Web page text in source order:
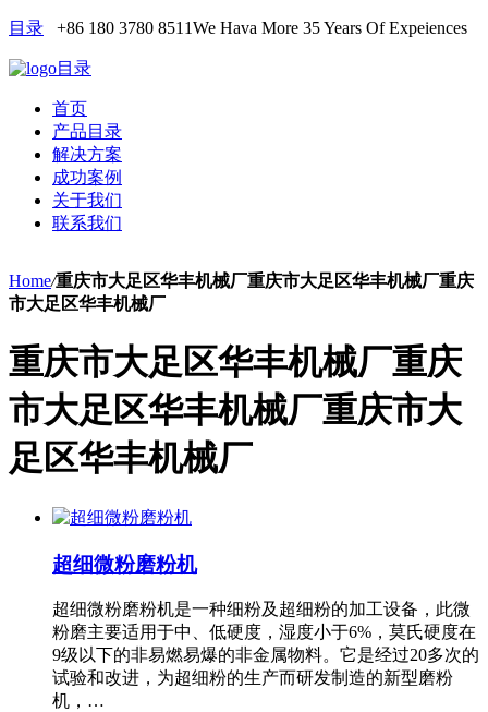
目录 +86 180 3780 8511We Hava More 35 Years Of Expeiences
目录
首页
产品目录
解决方案
成功案例
关于我们
联系我们
Home/重庆市大足区华丰机械厂重庆市大足区华丰机械厂重庆
市大足区华丰机械厂
重庆市大足区华丰机械厂重庆
市大足区华丰机械厂重庆市大
足区华丰机械厂
超细微粉磨粉机
超细微粉磨粉机是一种细粉及超细粉的加工设备，此微
粉磨主要适用于中、低硬度，湿度小于6%，莫氏硬度在
9级以下的非易燃易爆的非金属物料。它是经过20多次的
试验和改进，为超细粉的生产而研发制造的新型磨粉
机，…